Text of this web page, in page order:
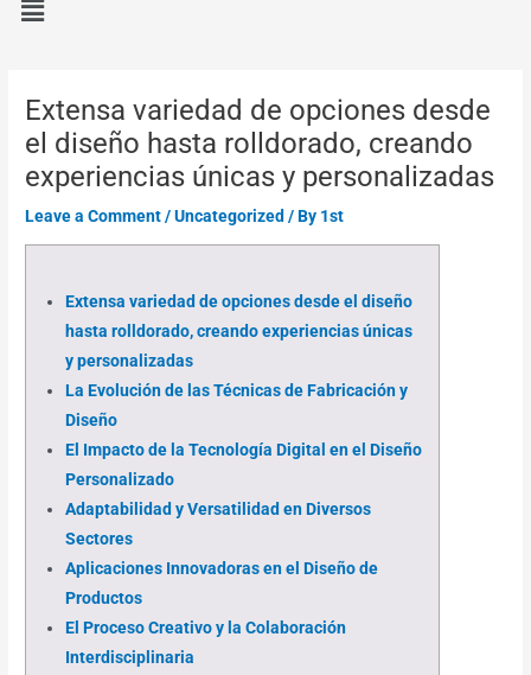
Extensa variedad de opciones desde
el diseño hasta rolldorado, creando
experiencias únicas y personalizadas
Leave a Comment/Uncategorized / By 1st
Extensa variedad de opciones desde el diseño
hasta rolldorado, creando experiencias únicas
y personalizadas
La Evolución de las Técnicas de Fabricación y
Diseño
El Impacto de la Tecnología Digital en el Diseño
Personalizado
Adaptabilidad y Versatilidad en Diversos
Sectores
Aplicaciones Innovadoras en el Diseño de
Productos
El Proceso Creativo y la Colaboración
Interdisciplinaria